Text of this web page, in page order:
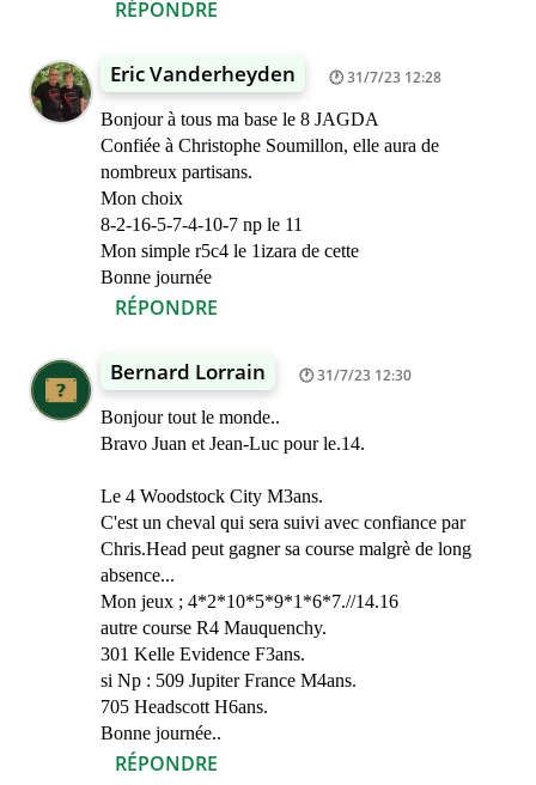
RÉPONDRE
Eric Vanderheyden 31/7/23 12:28
Bonjour à tous ma base le 8 JAGDA
Confiée à Christophe Soumillon, elle aura de
nombreux partisans.
Mon choix
8-2-16-5-7-4-10-7 np le 11
Mon simple r5c4 le 1izara de cette
Bonne journée
RÉPONDRE
Bernard Lorrain 31/7/23 12:30
Bonjour tout le monde..
Bravo Juan et Jean-Luc pour le.14.
Le 4 Woodstock City M3ans.
C'est un cheval qui sera suivi avec confiance par
Chris.Head peut gagner sa course malgrè de long
absence...
Mon jeux ; 4*2*10*5*9*1*6*7.//14.16
autre course R4 Mauquenchy.
301 Kelle Evidence F3ans.
si Np : 509 Jupiter France M4ans.
705 Headscott H6ans.
Bonne journée..
RÉPONDRE